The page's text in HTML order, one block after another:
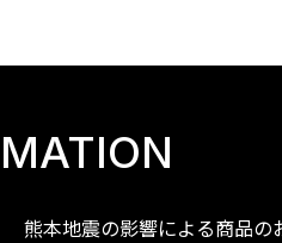
熊本地震の影響による商品の